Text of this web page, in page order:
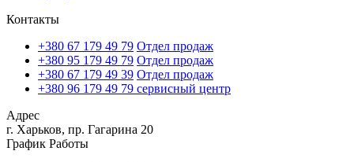
Контакты
+380 67 179 49 79 Отдел продаж
+380 95 179 49 79 Отдел продаж
+380 67 179 49 39 Отдел продаж
+380 96 179 49 79 сервисный центр
Адрес
г. Харьков, пр. Гагарина 20
График Работы